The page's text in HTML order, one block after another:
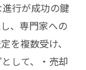
行が成功の鍵
、専門家への
を複数受け、
して、・売却